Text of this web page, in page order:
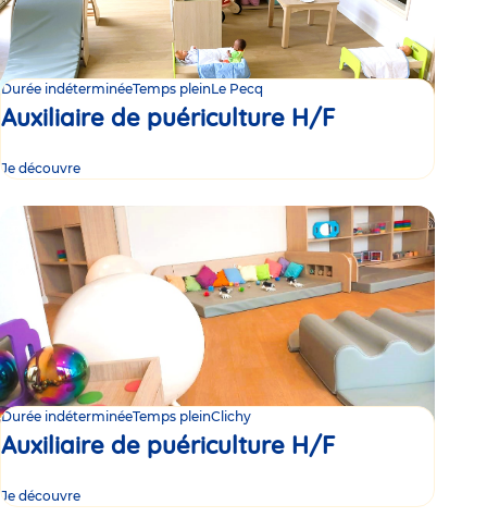
Durée indéterminéeTemps pleinLe Pecq
Auxiliaire de puériculture H/F
Je découvre
Durée indéterminéeTemps pleinClichy
Auxiliaire de puériculture H/F
Je découvre